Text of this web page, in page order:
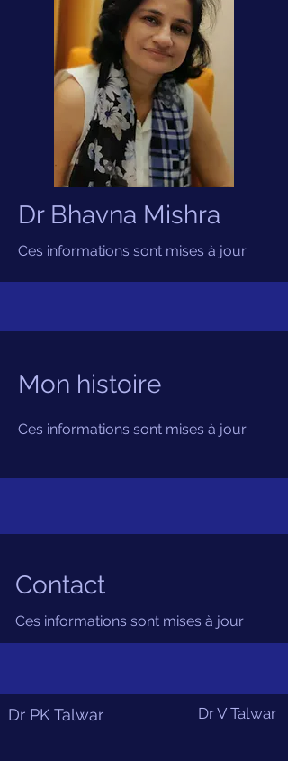
Mon histoire
Ces informations sont mises à jour
Contact
Ces informations sont mises à jour
Dr Bhavna Mishra
Ces informations sont mises à jour
Dr PK Talwar Dr V Talwar